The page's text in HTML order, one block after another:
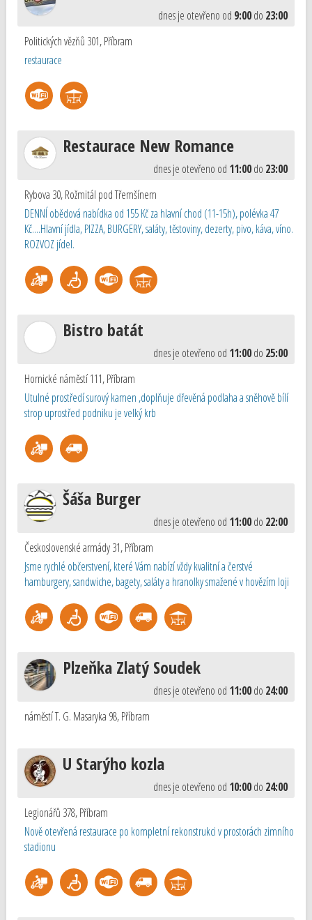
dnes je otevřeno od 9:00do 23:00
Politických vězňů 301,Příbram
restaurace
Restaurace New Romance
dnes je otevřeno od 11:00do 23:00
Rybova 30,Rožmitál pod Třemšínem
DENNÍ obědová nabídka od 155 Kč za hlavní chod (11-15h), polévka 47
Kč....Hlavní jídla, PIZZA, BURGERY, saláty, těstoviny, dezerty, pivo, káva, víno.
ROZVOZ jídel.
Bistro batát
dnes je otevřeno od 11:00do 25:00
Hornické náměstí 111,Příbram
Utulné prostředí surový kamen ,doplňuje dřevěná podlaha a sněhově bílí
strop uprostřed podniku je velký krb
Šáša Burger
dnes je otevřeno od 11:00do 22:00
Československé armády 31,Příbram
Jsme rychlé občerstvení, které Vám nabízí vždy kvalitní a čerstvé
hamburgery, sandwiche, bagety, saláty a hranolky smažené v hovězím loji
Plzeňka Zlatý Soudek
dnes je otevřeno od 11:00do 24:00
náměstí T. G. Masaryka 98,Příbram
U Starýho kozla
dnes je otevřeno od 10:00do 24:00
Legionářů 378,Příbram
Nově otevřená restaurace po kompletní rekonstrukci v prostorách zimního
stadionu